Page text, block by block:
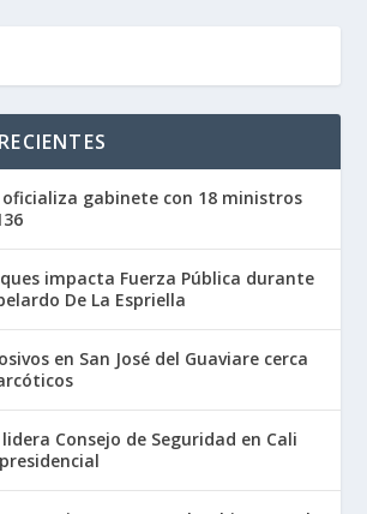
oficializa gabinete con 18 ministros
impacta Fuerza Pública durante
De La Espriella
en San José del Guaviare cerca
Consejo de Seguridad en Cali